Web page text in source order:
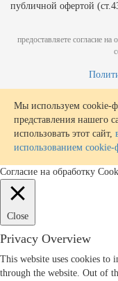
публичной офертой
предоставляете согласие
Мы используем cookie-
представления нашего
использовать этот сайт,
использованием cookie-
Согласие на обработку
Close
Privacy Overview
This website uses cookies to
through the website. Out of